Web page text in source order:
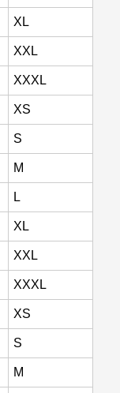
XL
XXL
XXXL
XS
S
M
L
XL
XXL
XXXL
XS
S
M